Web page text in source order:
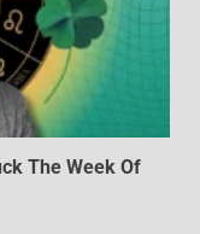
The Week Of